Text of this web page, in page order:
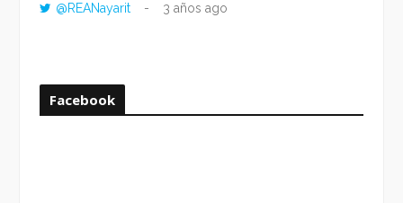
@REANayarit
3 años ago
Facebook